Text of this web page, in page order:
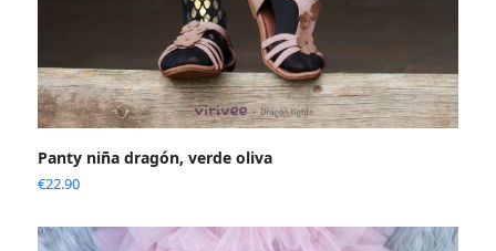
Panty niña dragón, verde oliva
€22.90